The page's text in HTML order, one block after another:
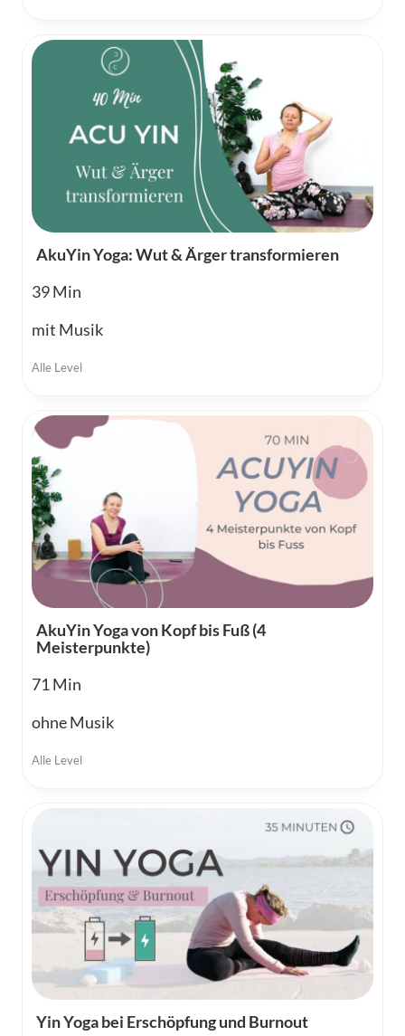
AkuYin Yoga: Wut & Ärger transformieren
39
mit Musik
Alle Level
AkuYin Yoga von Kopf bis Fuß (4
Meisterpunkte)
71
ohne Musik
Alle Level
Yin Yoga bei Erschöpfung und Burnout